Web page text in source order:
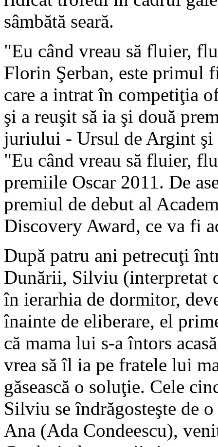
sâmbătă seară.
"Eu când vreau să fluier,
Florin Şerban, este primul
care a intrat în competiţia
şi a reuşit să ia şi două
juriului - Ursul de Argint
"Eu când vreau să fluier,
premiile Oscar 2011. De
premiul de debut al
Discovery Award, ce va fi
După patru ani petrecuţi
Dunării, Silviu (interpretat
în ierarhia de dormitor,
înainte de eliberare, el
că mama lui s-a întors
vrea să îl ia pe fratele lui
găsească o soluţie. Cele
Silviu se îndrăgosteşte de
Ana (Ada Condeescu),